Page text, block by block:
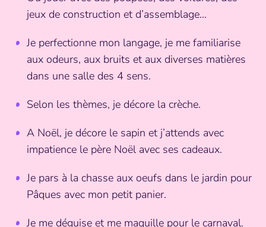
jeux de construction et d’assemblage…
Je perfectionne mon langage, je me familiarise
aux odeurs, aux bruits et aux diverses matières
dans une salle des 4 sens.
Selon les thèmes, je décore la crèche.
A Noël, je décore le sapin et j’attends avec
impatience le père Noël avec ses cadeaux.
Je pars à la chasse aux oeufs dans le jardin pour
Pâques avec mon petit panier.
Je me déguise et me maquille pour le carnaval.